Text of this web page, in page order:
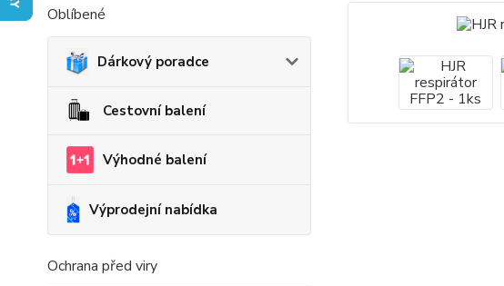
Oblíbené
Dárkový poradce
Cestovní balení
Výhodné balení
Výprodejní nabídka
Ochrana před viry